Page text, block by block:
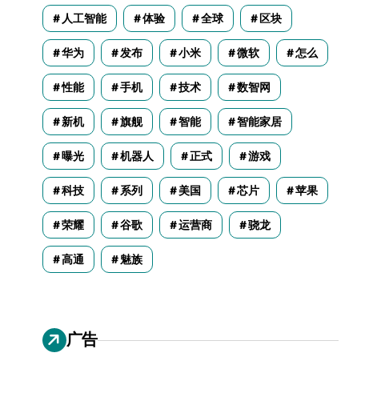
人工智能 体验 全球 区块
华为 发布 小米 微软 怎么
性能 手机 技术 数智网
新机 旗舰 智能 智能家居
曝光 机器人 正式 游戏
科技 系列 美国 芯片 苹果
荣耀 谷歌 运营商 骁龙
高通 魅族
广告